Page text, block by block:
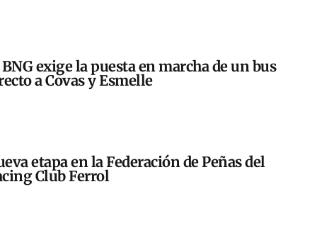
exige la puesta en marcha de un bus
a Covas y Esmelle
etapa en la Federación de Peñas del
Club Ferrol